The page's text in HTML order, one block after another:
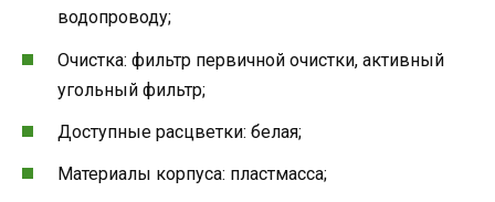
водопроводу;
Очистка: фильтр первичной очистки, активный
угольный фильтр;
Доступные расцветки: белая;
Материалы корпуса: пластмасса;